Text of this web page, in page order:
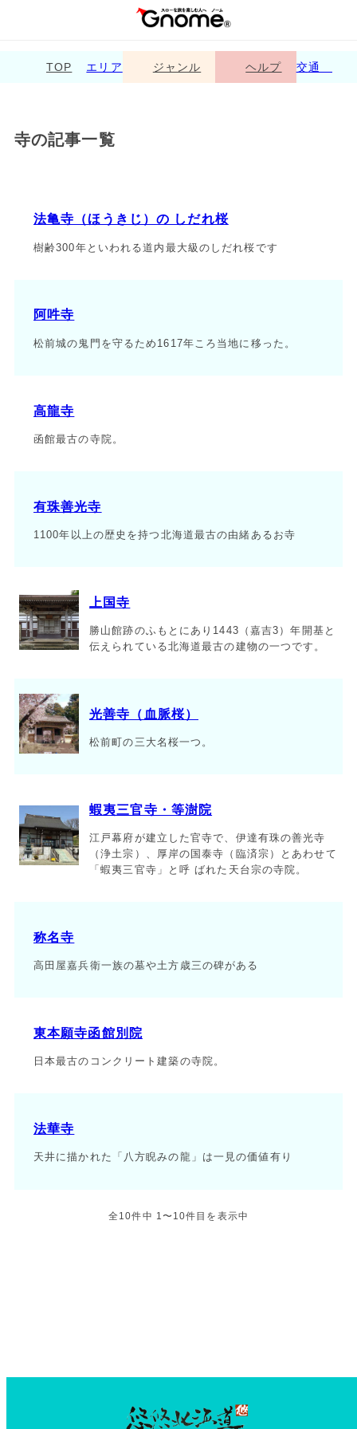
TOP エリア ジャンル ヘルプ 交通
寺の記事一覧
法亀寺（ほうきじ）の しだれ桜
樹齢300年といわれる道内最大級のしだれ桜です
阿吽寺
松前城の鬼門を守るため1617年ころ当地に移った。
高龍寺
函館最古の寺院。
有珠善光寺
1100年以上の歴史を持つ北海道最古の由緒あるお寺
上国寺
勝山館跡のふもとにあり1443（嘉吉3）年開基と
伝えられている北海道最古の建物の一つです。
光善寺（血脈桜）
松前町の三大名桜一つ。
蝦夷三官寺・等澍院
江戸幕府が建立した官寺で、伊達有珠の善光寺
（浄土宗）、厚岸の国泰寺（臨済宗）とあわせて
「蝦夷三官寺」と呼 ばれた天台宗の寺院。
称名寺
高田屋嘉兵衛一族の墓や土方歳三の碑がある
東本願寺函館別院
日本最古のコンクリート建築の寺院。
法華寺
天井に描かれた「八方睨みの龍」は一見の価値有り
全10件中 1〜10件目を表示中